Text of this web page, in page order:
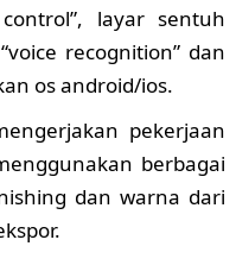
layar sentuh
recognition” dan
os android/ios.
pekerjaan
berbagai
dan warna dari